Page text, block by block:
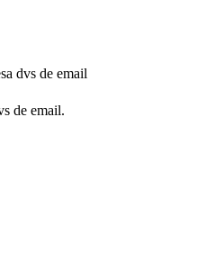
dvs de email
de email.